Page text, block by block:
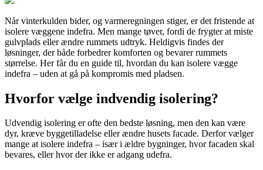
Når vinterkulden bider, og varmeregningen stiger, er det fristende at
isolere væggene indefra. Men mange tøver, fordi de frygter at miste
gulvplads eller ændre rummets udtryk. Heldigvis findes der
løsninger, der både forbedrer komforten og bevarer rummets
størrelse. Her får du en guide til, hvordan du kan isolere vægge
indefra – uden at gå på kompromis med pladsen.
Hvorfor vælge indvendig isolering?
Udvendig isolering er ofte den bedste løsning, men den kan være
dyr, kræve byggetilladelse eller ændre husets facade. Derfor vælger
mange at isolere indefra – især i ældre bygninger, hvor facaden skal
bevares, eller hvor der ikke er adgang udefra.